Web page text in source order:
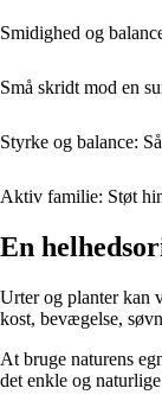
Smidighed og
Små skridt mod en
Styrke og balance:
Aktiv familie: Støt
En
Urter og planter kan
kost, bevægelse,
At bruge naturens
det enkle og